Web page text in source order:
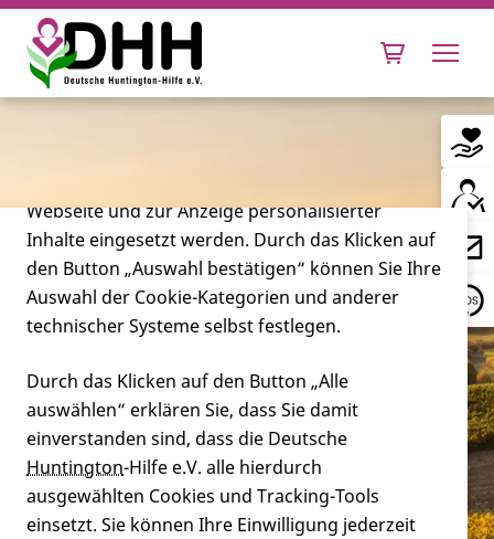
Leben mit Huntington
Forschung
Miteinander
Verein
Landesverbände
Cookie-Einstellungen
Diese Webseite setzt verschiedene Cookies und
Tracking-Tools ein. Dies beinhaltet Cookies und
Webseite und zur Anzeige personalisierter
Inhalte eingesetzt werden. Durch das Klicken auf
den Button „Auswahl bestätigen“ können Sie Ihre
Auswahl der Cookie-Kategorien und anderer
technischer Systeme selbst festlegen.
Durch das Klicken auf den Button „Alle
auswählen“ erklären Sie, dass Sie damit
einverstanden sind, dass die Deutsche
Huntington-Hilfe e.V. alle hierdurch
ausgewählten Cookies und Tracking-Tools
einsetzt. Sie können Ihre Einwilligung jederzeit